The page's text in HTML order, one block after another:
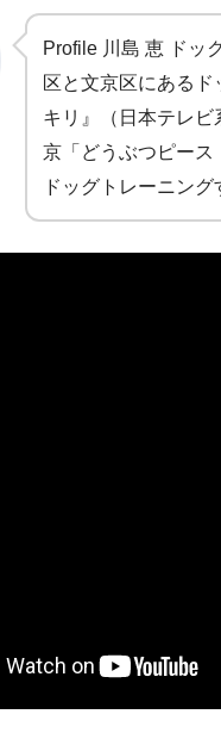
Profile 川島 恵 ドッ
区と文京区にある
キリ』（日本テレ
京「どうぶつピー
ドッグトレーニン